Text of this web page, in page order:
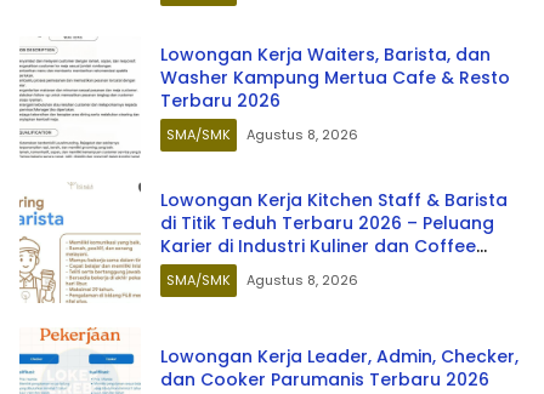
Lowongan Kerja Waiters, Barista, dan
Washer Kampung Mertua Cafe & Resto
Terbaru 2026
SMA/SMK Agustus 8, 2026
Lowongan Kerja Kitchen Staff & Barista
di Titik Teduh Terbaru 2026 – Peluang
Karier di Industri Kuliner dan Coffee
Shop
SMA/SMK Agustus 8, 2026
Lowongan Kerja Leader, Admin, Checker,
dan Cooker Parumanis Terbaru 2026